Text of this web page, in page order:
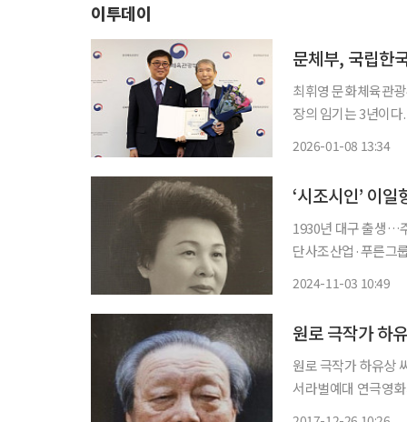
이투데이
문체부, 국립한
최휘영 문화체육관
장의 임기는 3년이다. 8일 문체부는 “임준열 신임 관장은 오랜 기간 수많은 논문 발표와 단행
2026-01-08 13:34
‘시조시인’ 이
1930년 대구 출생…
단사조산업·푸른그룹 명예회장 역
2024-11-03 10:49
원로 극작가 하
원로 극작가 하유상 씨가 25일
서라벌예대 연극영